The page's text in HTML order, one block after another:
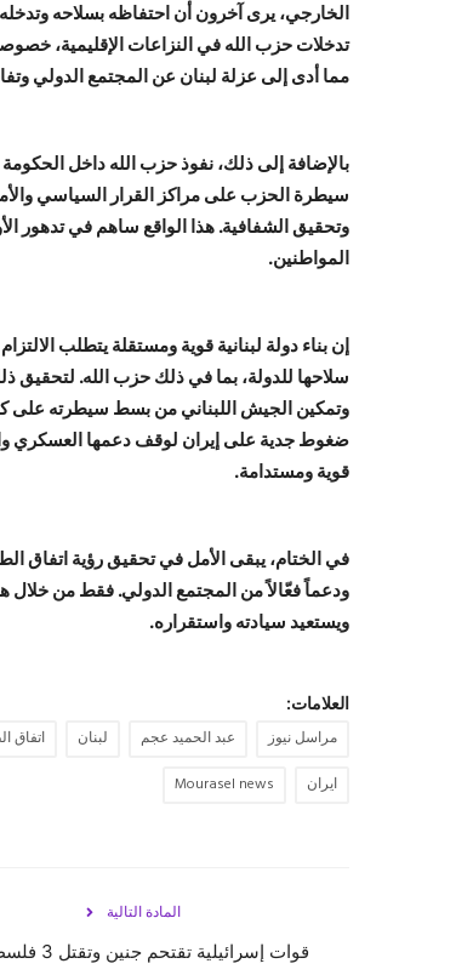
الخارجي، يرى آخرون أن احتفاظه بسلاحه
تدخلات حزب الله في النزاعات الإقليمية،
مما أدى إلى عزلة لبنان عن المجتمع الدولي
بالإضافة إلى ذلك، نفوذ حزب الله داخل
سيطرة الحزب على مراكز القرار السياسي
وتحقيق الشفافية. هذا الواقع ساهم في تدهور
المواطنين.
إن بناء دولة لبنانية قوية ومستقلة يتطلب
سلاحها للدولة، بما في ذلك حزب الله.
وتمكين الجيش اللبناني من بسط سيطرته على
ضغوط جدية على إيران لوقف دعمها العسكري
قوية ومستدامة.
في الختام، يبقى الأمل في تحقيق رؤية اتفاق
ودعماً فعّالاً من المجتمع الدولي. فقط من خلال
ويستعيد سيادته واستقراره.
العلامات:
مراسل نيوز عبد الحميد عجم لبنان اتفاق
ايران
Mourasel news
المادة التالية
قوات إسرائيلية تقتحم جنين وتقتل 3 فلسطينيين